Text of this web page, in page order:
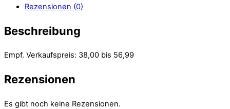
Rezensionen (0)
Beschreibung
Empf. Verkaufspreis: 38,00 bis 56,99
Rezensionen
Es gibt noch keine Rezensionen.